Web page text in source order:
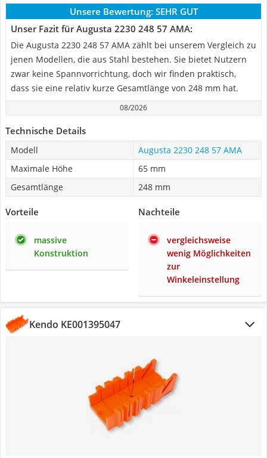
Unsere Bewertung: SEHR GUT
Unser Fazit für Augusta 2230 248 57 AMA:
Die Augusta 2230 248 57 AMA zählt bei unserem Vergleich zu
jenen Modellen, die aus Stahl bestehen. Sie bietet Nutzern
zwar keine Spannvorrichtung, doch wir finden praktisch,
dass sie eine relativ kurze Gesamtlänge von 248 mm hat.
08/2026
Technische Details
Modell
Augusta 2230 248 57 AMA
Maximale Höhe
65 mm
Gesamtlänge
248 mm
Vorteile
massive
Konstruktion
Nachteile
vergleichsweise
wenig Möglichkeiten
zur
Winkeleinstellung
Kendo KE001395047